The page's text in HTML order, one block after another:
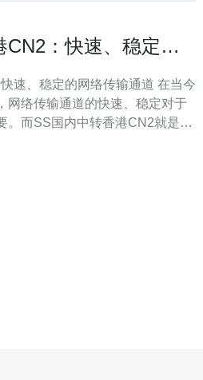
CN2：快速、稳定的
、稳定的网络传输通道 在当今
网络传输通道的快速、稳定对于
。而SS国内中转香港CN2就是一
（简称SS）技术实现的网络